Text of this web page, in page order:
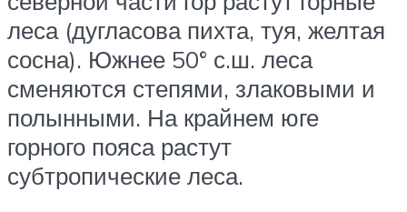
леса (дугласова пихта, туя, желтая
сосна). Южнее 50° с.ш. леса
сменяются степями, злаковыми и
полынными. На крайнем юге
горного пояса растут
субтропические леса.